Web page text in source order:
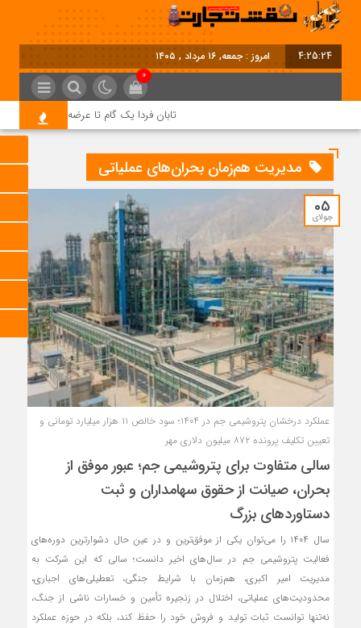
4:25:24 امروز : جمعه, ۱۶ مرداد , ۱۴۰۵
0
تابان فردا یک گام تا عرضه اولیه؛ نماد
مدیریت هم‌زمان بحران‌های عملیاتی
05
جولای
‎عملکرد درخشان پتروشیمی جم در ۱۴۰۴؛ سود خالص ۱۱ هزار میلیارد تومانی و
تعیین تکلیف پرونده ۸۷۲ میلیون دلاری مهر
سالی متفاوت برای پتروشیمی جم؛ عبور موفق از
بحران، صیانت از حقوق سهامداران و ثبت
دستاوردهای بزرگ
سال ۱۴۰۴ را می‌توان یکی از موفق‌ترین و در عین حال دشوارترین دوره‌های
فعالیت پتروشیمی جم در سال‌های اخیر دانست؛ سالی که این شرکت به
مدیریت امیر اکبری، هم‌زمان با شرایط جنگی، تعطیلی‌های اجباری،
محدودیت‌های عملیاتی، اختلال در زنجیره تأمین و خسارات ناشی از جنگ،
نه‌تنها توانست ثبات تولید و فروش خود را حفظ کند، بلکه در حوزه عملکرد